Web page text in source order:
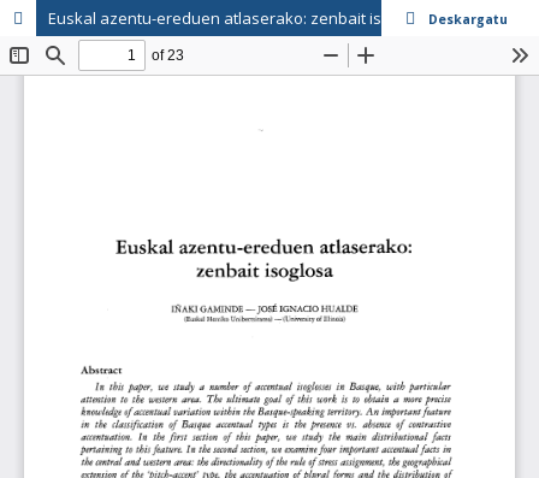
Euskal azentu-ereduen atlaserako: zenbait isoglosaDeskargatu